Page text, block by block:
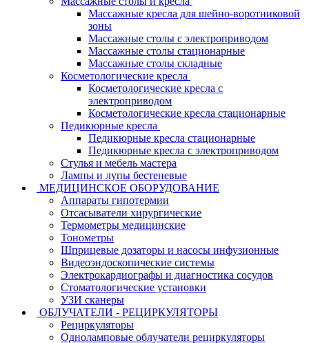
Массажные кресла для шейно-воротниковой
зоны
Массажные столы с электроприводом
Массажные столы стационарные
Массажные столы складные
Косметологические кресла
Косметологические кресла с
электроприводом
Косметологические кресла стационарные
Педикюрные кресла
Педикюрные кресла стационарные
Педикюрные кресла с электроприводом
Стулья и мебель мастера
Лампы и лупы бестеневые
МЕДИЦИНСКОЕ ОБОРУДОВАНИЕ
Аппараты гипотермии
Отсасыватели хирургические
Термометры медицинские
Тонометры
Шприцевые дозаторы и насосы инфузионные
Видеоэндоскопические системы
Электрокардиографы и диагностика сосудов
Стоматологические установки
УЗИ сканеры
ОБЛУЧАТЕЛИ - РЕЦИРКУЛЯТОРЫ
Рециркуляторы
Одноламповые облучатели рециркуляторы